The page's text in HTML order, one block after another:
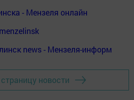
- Мензеля онлайн
news - Мензеля-информ
новости